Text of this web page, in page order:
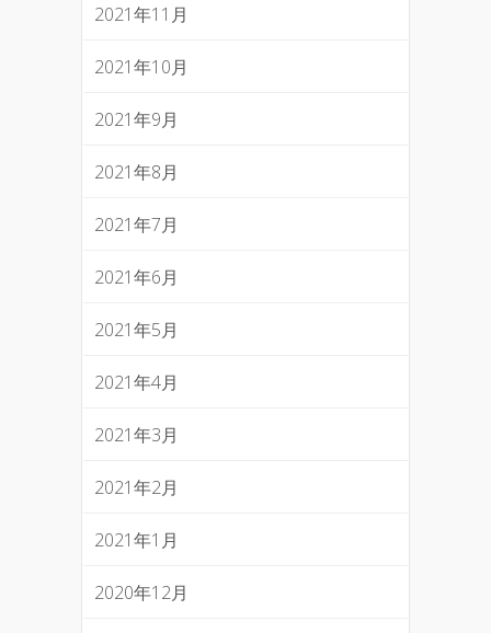
2021年11月
2021年10月
2021年9月
2021年8月
2021年7月
2021年6月
2021年5月
2021年4月
2021年3月
2021年2月
2021年1月
2020年12月